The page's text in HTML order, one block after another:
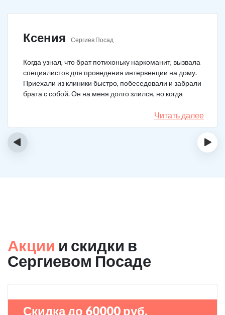
Ксения Сергиев Посад
Когда узнал, что брат потихоньку наркоманит, вызвала
специалистов для проведения интервенции на дому.
Приехали из клиники быстро, побеседовали и забрали
брата с собой. Он на меня долго злился, но когда
понял, что если бы я не пошла на тот шаг, он бы не
выкарабкался. После курса вышел здоровым. Больше
не принимает.
Читать далее
‹ ›
Акции и скидки в
Сергиевом Посаде
Скидка до 60000 руб.